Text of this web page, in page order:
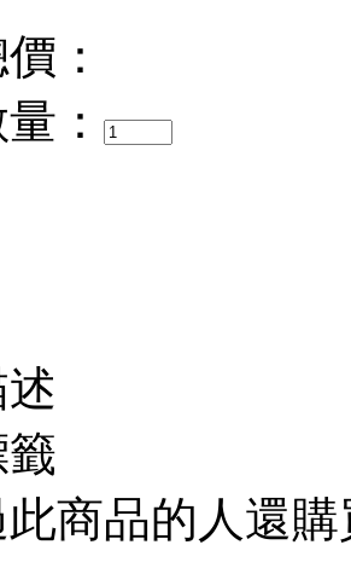
：
：
商品的人還購